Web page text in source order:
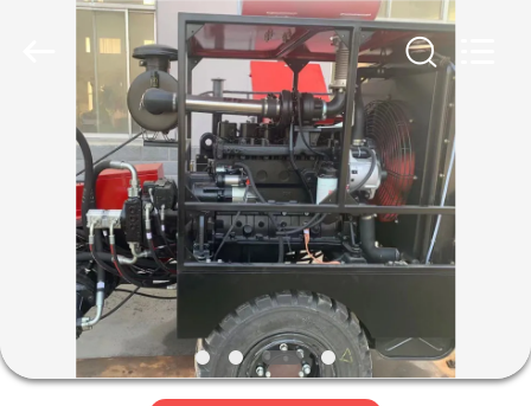
ΣΠΊΤΙ
ΠΡΟΪΌΝΤΑ
ΣΧΕΤΙΚΆ
ΕΜΆΣ